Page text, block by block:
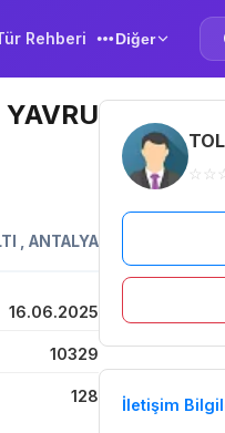
Rehberi Diğer
ANTALYA
16.06.2025
10329
128
☆ ☆
İletişim